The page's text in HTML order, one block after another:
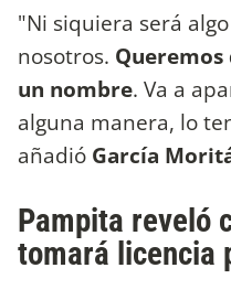
"Ni siquiera será
nosotros. Queremos
un nombre. Va a
alguna manera, lo
añadió García
Pampita reveló
tomará licencia